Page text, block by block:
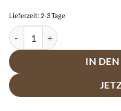
Lieferzeit: 2-3 Tage
Esther Vanille Sahne Trüffel
IN